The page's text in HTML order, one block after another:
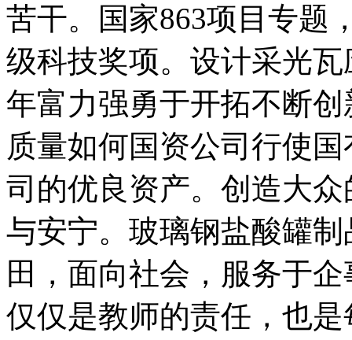
苦干。国家863项目专题
级科技奖项。设计采光
年富力强勇于开拓不断
质量如何国资公司行使
司的优良资产。创造大
与安宁。玻璃钢盐酸罐
田，面向社会，服务于
仅仅是教师的责任，也